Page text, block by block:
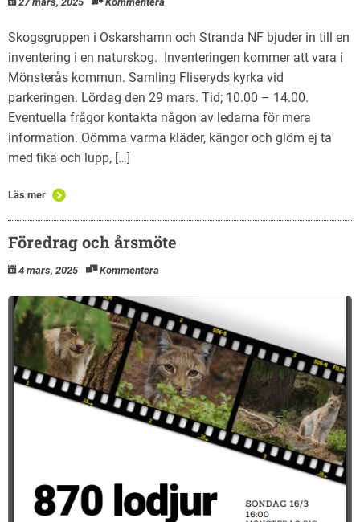
Skogsgruppen i Oskarshamn och Stranda NF bjuder in till en
inventering i en naturskog. Inventeringen kommer att vara i
Mönsterås kommun. Samling Fliseryds kyrka vid
parkeringen. Lördag den 29 mars. Tid; 10.00 – 14.00.
Eventuella frågor kontakta någon av ledarna för mera
information. Oömma varma kläder, kängor och glöm ej ta
med fika och lupp, […]
Läs mer
Föredrag och årsmöte
4 mars, 2025 Kommentera